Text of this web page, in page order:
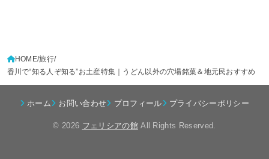
HOME 旅行
香川で“知る人ぞ知る”お土産特集｜うどん以外の穴場銘菓＆地元民おすすめ
ホーム お問い合わせ プロフィール プライバシーポリシー
© 2026 フェリシアの館All Rights Reserved.